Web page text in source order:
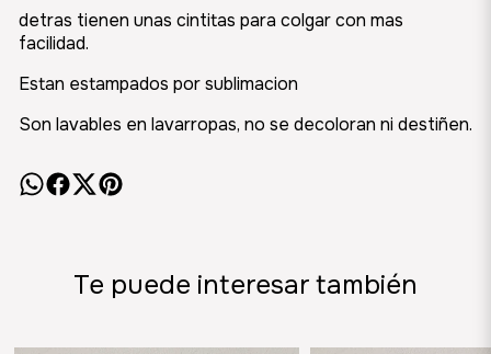
detras tienen unas cintitas para colgar con mas
facilidad.
Estan estampados por sublimacion
Son lavables en lavarropas, no se decoloran ni destiñen.
Te puede interesar también